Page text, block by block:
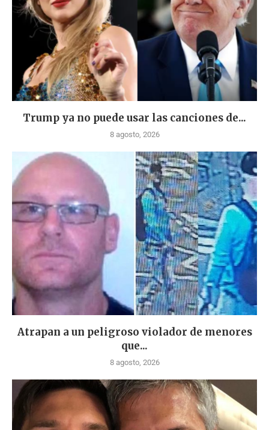
Trump ya no puede usar las canciones de...
8 agosto, 2026
Atrapan a un peligroso violador de menores
que...
8 agosto, 2026